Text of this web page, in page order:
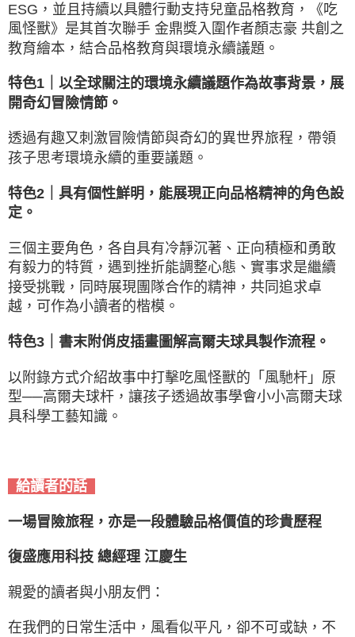
ESG，並且持續以具體行動支持兒童品格教育，《吃
風怪獸》是其首次聯手 金鼎獎入圍作者顏志豪 共創之
教育繪本，結合品格教育與環境永續議題。
特色1｜以全球關注的環境永續議題作為故事背景，展
開奇幻冒險情節。
透過有趣又刺激冒險情節與奇幻的異世界旅程，帶領
孩子思考環境永續的重要議題。
特色2｜具有個性鮮明，能展現正向品格精神的角色設
定。
三個主要角色，各自具有冷靜沉著、正向積極和勇敢
有毅力的特質，遇到挫折能調整心態、實事求是繼續
接受挑戰，同時展現團隊合作的精神，共同追求卓
越，可作為小讀者的楷模。
特色3｜書末附俏皮插畫圖解高爾夫球具製作流程。
以附錄方式介紹故事中打擊吃風怪獸的「風馳杆」原
型──高爾夫球杆，讓孩子透過故事學會小小高爾夫球
具科學工藝知識。
給讀者的話
一場冒險旅程，亦是一段體驗品格價值的珍貴歷程
復盛應用科技 總經理 江慶生
親愛的讀者與小朋友們：
在我們的日常生活中，風看似平凡，卻不可或缺，不